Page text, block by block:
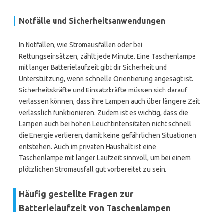
Notfälle und Sicherheitsanwendungen
In Notfällen, wie Stromausfällen oder bei
Rettungseinsätzen, zählt jede Minute. Eine Taschenlampe
mit langer Batterielaufzeit gibt dir Sicherheit und
Unterstützung, wenn schnelle Orientierung angesagt ist.
Sicherheitskräfte und Einsatzkräfte müssen sich darauf
verlassen können, dass ihre Lampen auch über längere Zeit
verlässlich funktionieren. Zudem ist es wichtig, dass die
Lampen auch bei hohen Leuchtintensitäten nicht schnell
die Energie verlieren, damit keine gefährlichen Situationen
entstehen. Auch im privaten Haushalt ist eine
Taschenlampe mit langer Laufzeit sinnvoll, um bei einem
plötzlichen Stromausfall gut vorbereitet zu sein.
Häufig gestellte Fragen zur
Batterielaufzeit von Taschenlampen